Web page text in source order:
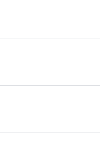
in den mit
oder
Daten zum
hinaus können unsere
Werbung und
ist, und wir
(DSGVO) hinsichtlich